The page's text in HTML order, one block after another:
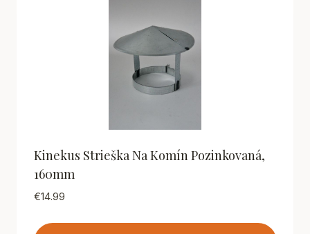
Kinekus Strieška Na Komín Pozinkovaná,
160mm
€14.99